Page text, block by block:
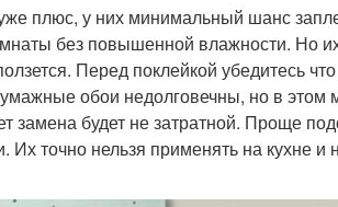
плюс, у них минимальный шанс
без повышенной влажности. Но
Перед поклейкой убедитесь
обои недолговечны, но в
замена будет не затратной. Проще
Их точно нельзя применять на кухне и